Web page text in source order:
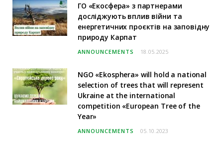
ГО «Екосфера» з партнерами
досліджують вплив війни та
енергетичних проєктів на заповідну
природу Карпат
ANNOUNCEMENTS 18.05.2025
NGO «Ekosphera» will hold a national
selection of trees that will represent
Ukraine at the international
competition «European Tree of the
Year»
ANNOUNCEMENTS 05.10.2023